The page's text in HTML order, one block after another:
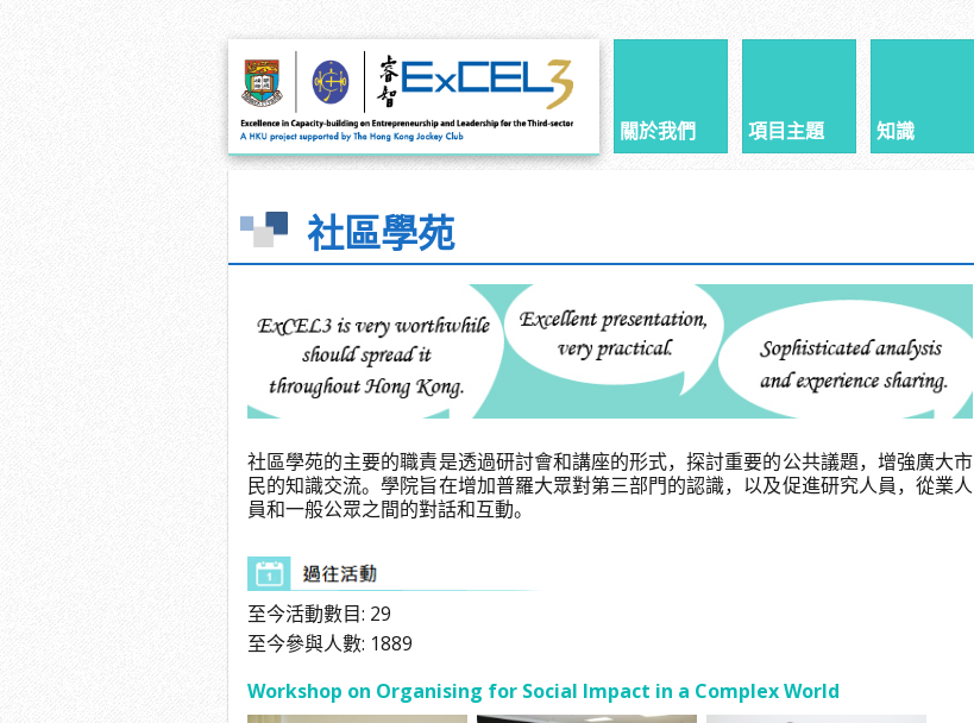
關於我們 項目主題 知識
社區學苑
社區學苑的主要的職責是透過研討會和講座的形式，探討重要的公共議題，增強廣大市
民的知識交流。學院旨在增加普羅大眾對第三部門的認識，以及促進研究人員，從業人
員和一般公眾之間的對話和互動。
至今活動數目: 29
至今參與人數: 1889
Workshop on Organising for Social Impact in a Complex World